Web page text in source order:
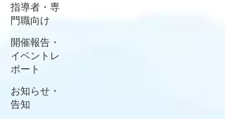
指導者・専
門職向け
開催報告・
イベントレ
ポート
お知らせ・
告知